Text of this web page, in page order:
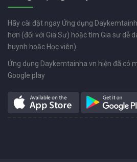
Hãy cài đặt ngay Ứng dụng
hơn (đối với Gia Sư) hoặc tìm Gia sư dễ
huynh hoặc Học viên)
Ứng dụng Daykemtainha.vn hiện đã có
Google play